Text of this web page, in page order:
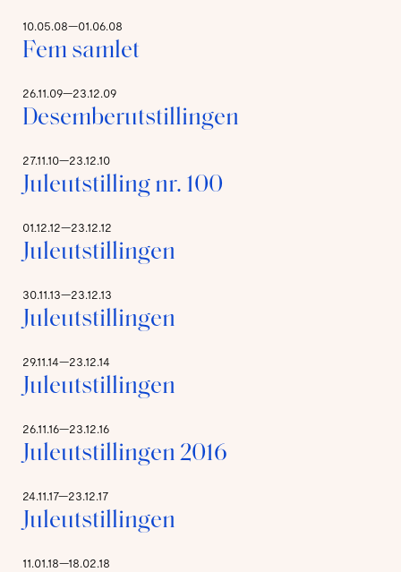
10.05.08—01.06.08
Fem samlet
26.11.09—23.12.09
Desemberutstillingen
27.11.10—23.12.10
Juleutstilling nr. 100
01.12.12—23.12.12
Juleutstillingen
30.11.13—23.12.13
Juleutstillingen
29.11.14—23.12.14
Juleutstillingen
26.11.16—23.12.16
Juleutstillingen 2016
24.11.17—23.12.17
Juleutstillingen
11.01.18—18.02.18